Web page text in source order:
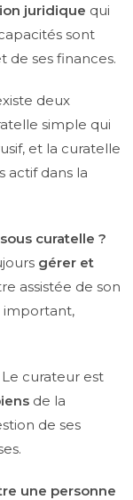
juridique qui
sont
de ses finances.
deux
simple qui
et la curatelle
actif dans la
curatelle ?
gérer et
assistée de son
important,
Le curateur est
de la
de ses
une personne